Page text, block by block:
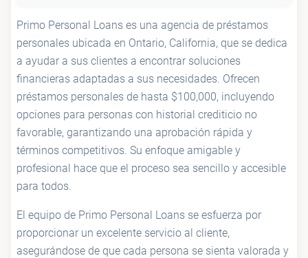
Primo Personal Loans es una agencia de préstamos
personales ubicada en Ontario, California, que se dedica
a ayudar a sus clientes a encontrar soluciones
financieras adaptadas a sus necesidades. Ofrecen
préstamos personales de hasta $100,000, incluyendo
opciones para personas con historial crediticio no
favorable, garantizando una aprobación rápida y
términos competitivos. Su enfoque amigable y
profesional hace que el proceso sea sencillo y accesible
para todos.
El equipo de Primo Personal Loans se esfuerza por
proporcionar un excelente servicio al cliente,
asegurándose de que cada persona se sienta valorada y